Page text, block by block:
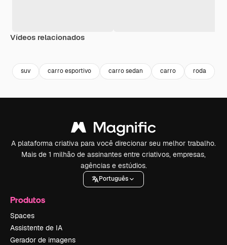
Vídeos relacionados
suv carro esportivo carro sedan carro roda
A plataforma criativa para você direcionar seu melhor trabalho.
Mais de 1 milhão de assinantes entre criativos, empresas,
agências e estúdios.
Português
Produtos
Spaces
Assistente de IA
Gerador de imagens